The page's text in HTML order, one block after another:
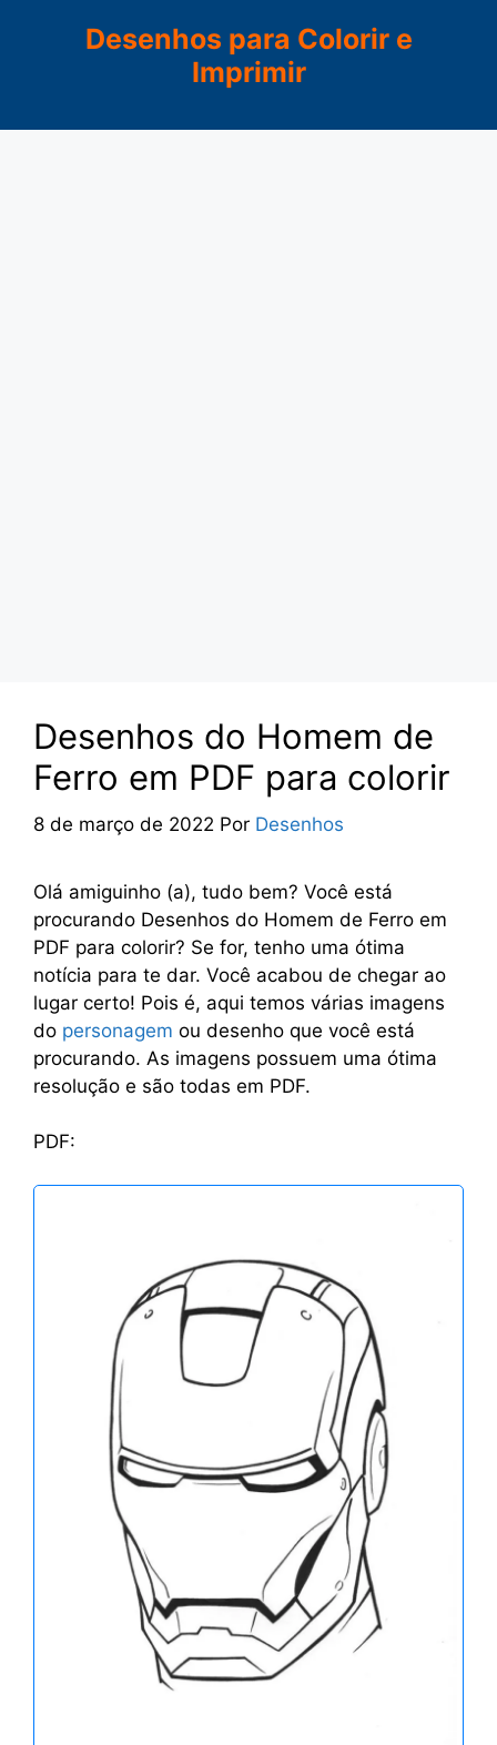
Desenhos para Colorir e
Imprimir
Desenhos do Homem de
Ferro em PDF para colorir
8 de março de 2022 Por Desenhos
Olá amiguinho (a), tudo bem? Você está
procurando Desenhos do Homem de Ferro em
PDF para colorir? Se for, tenho uma ótima
notícia para te dar. Você acabou de chegar ao
lugar certo! Pois é, aqui temos várias imagens
do personagem ou desenho que você está
procurando. As imagens possuem uma ótima
resolução e são todas em PDF.
PDF: